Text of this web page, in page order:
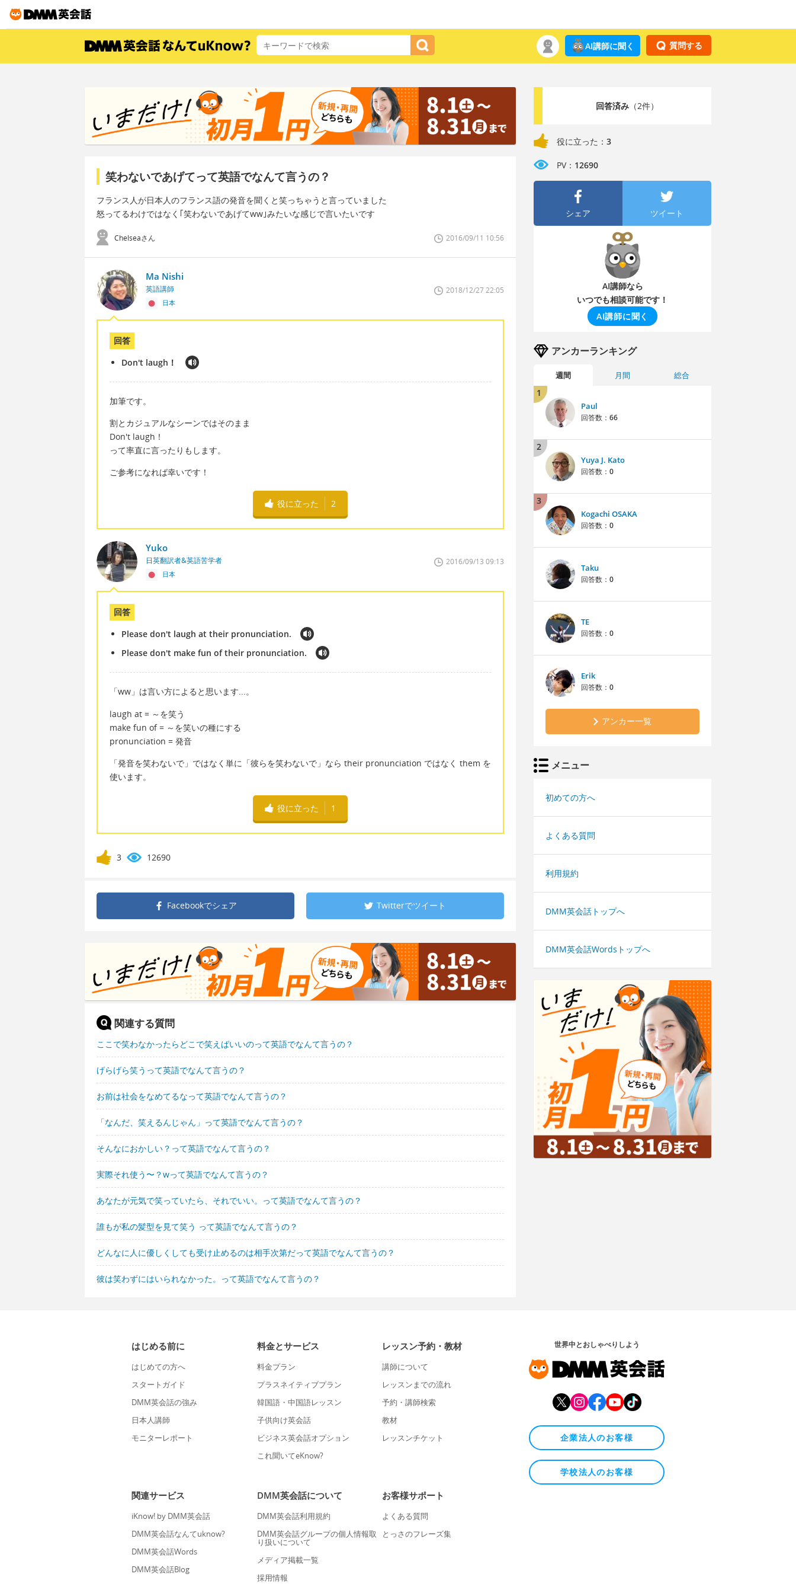
質問する
AI講師に聞く
笑わないであげてって英語でなんて言うの？
フランス人が日本人のフランス語の発音を聞くと笑っちゃうと言っていました
怒ってるわけではなく｢笑わないであげてww｣みたいな感じで言いたいです
Chelseaさん 2016/09/11 10:56
Ma Nishi
英語講師
日本
2018/12/27 22:05
回答
Don't laugh！
加筆です。
割とカジュアルなシーンではそのまま
Don't laugh！
って率直に言ったりもします。
ご参考になれば幸いです！
役に立った 2
Yuko
日英翻訳者&英語苦学者
日本
2016/09/13 09:13
回答
Please don't laugh at their pronunciation.
Please don't make fun of their pronunciation.
「ww」は言い方によると思います...。
laugh at = ～を笑う
make fun of = ～を笑いの種にする
pronunciation = 発音
「発音を笑わないで」ではなく単に「彼らを笑わないで」なら their pronunciation ではなく them を
使います。
役に立った 1
3 12690
Facebookでシェア Twitterでツイート
関連する質問
ここで笑わなかったらどこで笑えばいいのって英語でなんて言うの？
げらげら笑うって英語でなんて言うの？
お前は社会をなめてるなって英語でなんて言うの？
「なんだ、笑えるんじゃん」って英語でなんて言うの？
そんなにおかしい？って英語でなんて言うの？
実際それ使う〜？wって英語でなんて言うの？
あなたが元気で笑っていたら、それでいい。って英語でなんて言うの？
誰もが私の髪型を見て笑う って英語でなんて言うの？
どんなに人に優しくしても受け止めるのは相手次第だって英語でなんて言うの？
彼は笑わずにはいられなかった。って英語でなんて言うの？
回答済み（2件）
役に立った： 3
PV： 12690
シェア ツイート
AI講師なら
いつでも相談可能です！
AI講師に聞く
アンカーランキング
週間 月間 総合
1
Paul
回答数： 66
2
Yuya J. Kato
回答数： 0
3
Kogachi OSAKA
回答数： 0
Taku
回答数： 0
TE
回答数： 0
Erik
回答数： 0
アンカー一覧
メニュー
初めての方へ
よくある質問
利用規約
DMM英会話トップへ
DMM英会話Wordsトップへ
はじめる前に
はじめての方へ
スタートガイド
DMM英会話の強み
日本人講師
モニターレポート
料金とサービス
料金プラン
プラスネイティブプラン
韓国語・中国語レッスン
子供向け英会話
ビジネス英会話オプション
これ聞いてeKnow?
レッスン予約・教材
講師について
レッスンまでの流れ
予約・講師検索
教材
レッスンチケット
関連サービス
iKnow! by DMM英会話
DMM英会話なんてuknow?
DMM英会話Words
DMM英会話Blog
DMM英会話について
DMM英会話利用規約
DMM英会話グループの個人情報取
り扱いについて
メディア掲載一覧
採用情報
お客様サポート
よくある質問
とっさのフレーズ集
世界中とおしゃべりしよう
企業法人のお客様
学校法人のお客様